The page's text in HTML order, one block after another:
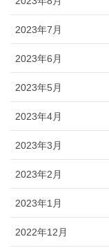
2023年7月
2023年6月
2023年5月
2023年4月
2023年3月
2023年2月
2023年1月
2022年12月